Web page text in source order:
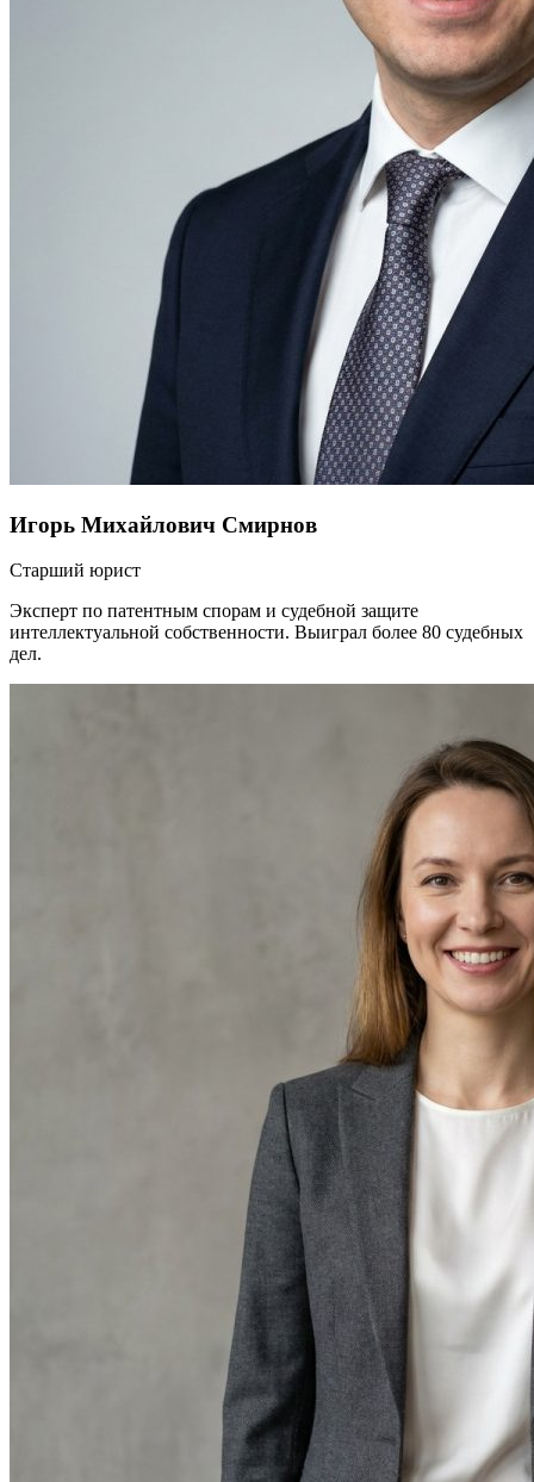
Игорь Михайлович Смирнов
Старший юрист
Эксперт по патентным спорам и судебной защите
интеллектуальной собственности. Выиграл более 80 судебных
дел.